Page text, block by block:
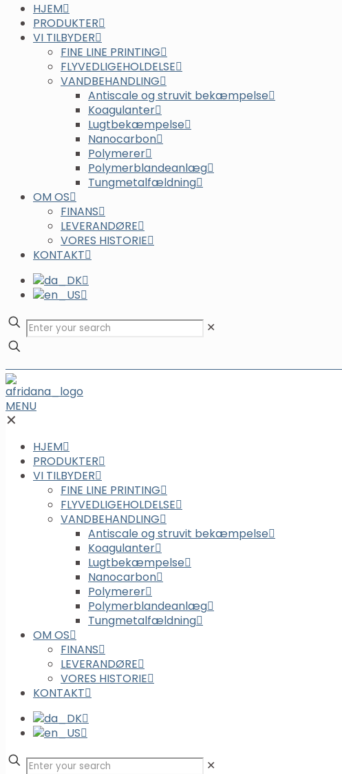
HJEM
PRODUKTER
VI TILBYDER
FINE LINE PRINTING
FLYVEDLIGEHOLDELSE
VANDBEHANDLING
Antiscale og struvit bekæmpelse
Koagulanter
Lugtbekæmpelse
Nanocarbon
Polymerer
Polymerblandeanlæg
Tungmetalfældning
OM OS
FINANS
LEVERANDØRE
VORES HISTORIE
KONTAKT
✕
MENU
✕
HJEM
PRODUKTER
VI TILBYDER
FINE LINE PRINTING
FLYVEDLIGEHOLDELSE
VANDBEHANDLING
Antiscale og struvit bekæmpelse
Koagulanter
Lugtbekæmpelse
Nanocarbon
Polymerer
Polymerblandeanlæg
Tungmetalfældning
OM OS
FINANS
LEVERANDØRE
VORES HISTORIE
KONTAKT
✕